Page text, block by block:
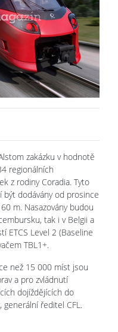
zakázku v hodnotě
regionálních
z rodiny Coradia. Tyto
dodávány od prosince
m. Nasazovány budou
tak i v Belgii a
ETCS Level 2 (Baseline
TBL1+.
než 15 000 míst jsou
a pro zvládnutí
dojíždějících do
generální ředitel CFL.